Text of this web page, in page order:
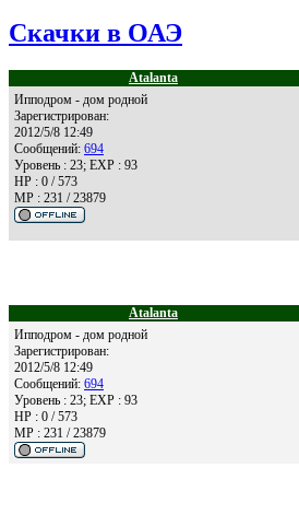
Скачки в ОАЭ
Atalanta
Ипподром - дом родной
Зарегистрирован:
2012/5/8 12:49
Сообщений: 694
Уровень : 23; EXP : 93
HP : 0 / 573
MP : 231 / 23879
Atalanta
Ипподром - дом родной
Зарегистрирован:
2012/5/8 12:49
Сообщений: 694
Уровень : 23; EXP : 93
HP : 0 / 573
MP : 231 / 23879